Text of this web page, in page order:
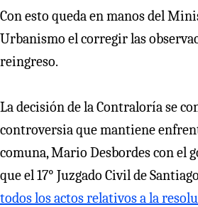
Con esto queda en manos del
Urbanismo el corregir las
reingreso.
La decisión de la Contraloría se
controversia que mantiene
comuna, Mario Desbordes con el
que el 17° Juzgado Civil de Santiago
todos los actos relativos a la